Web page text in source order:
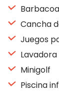
Barbacoa
Cancha
Juegos
Lavadora
Minigolf
Piscina